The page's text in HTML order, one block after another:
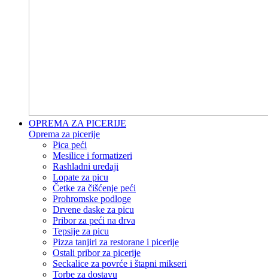
OPREMA ZA PICERIJE
Oprema za picerije
Pica peći
Mesilice i formatizeri
Rashladni uređaji
Lopate za picu
Četke za čišćenje peći
Prohromske podloge
Drvene daske za picu
Pribor za peći na drva
Tepsije za picu
Pizza tanjiri za restorane i picerije
Ostali pribor za picerije
Seckalice za povrće i štapni mikseri
Torbe za dostavu